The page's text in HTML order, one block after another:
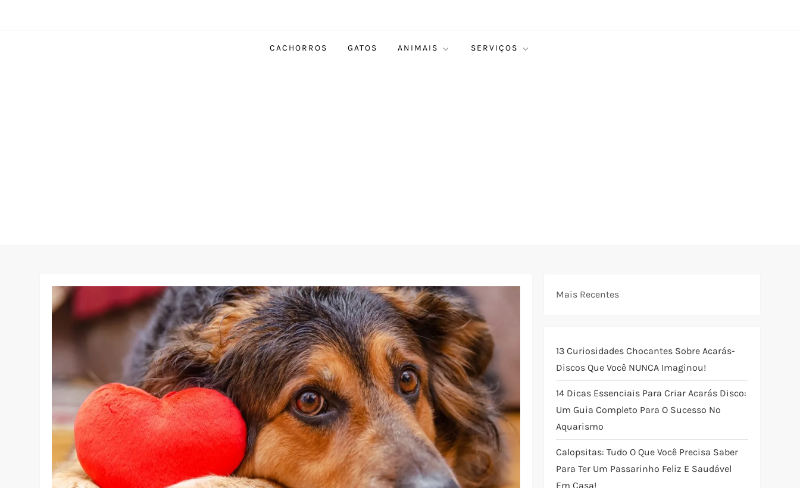
CACHORROS GATOS ANIMAIS SERVIÇOS
Mais Recentes
13 Curiosidades Chocantes Sobre Acarás-
Discos Que Você NUNCA Imaginou!
14 Dicas Essenciais Para Criar Acarás Disco:
Um Guia Completo Para O Sucesso No
Aquarismo
Calopsitas: Tudo O Que Você Precisa Saber
Para Ter Um Passarinho Feliz E Saudável
Em Casa!